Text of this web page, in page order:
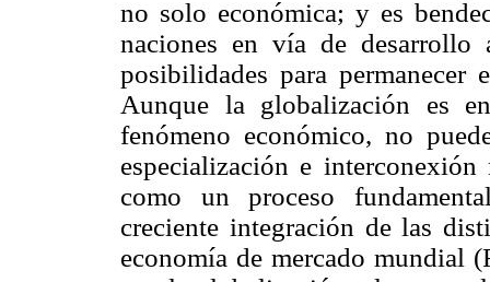
no solo económica; y es
naciones en vía de
posibilidades para permanecer
Aunque la globalización es
fenómeno económico, no
especialización e
como un proceso
creciente integración de las
economía de mercado mundial